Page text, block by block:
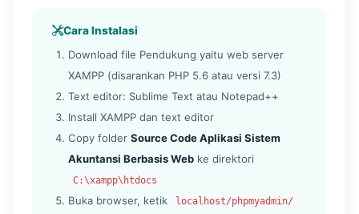
Cara Instalasi
Download file Pendukung yaitu web server
XAMPP (disarankan PHP 5.6 atau versi 7.3)
Text editor: Sublime Text atau Notepad++
Install XAMPP dan text editor
Copy folder Source Code Aplikasi Sistem
Akuntansi Berbasis Web ke direktori
C:\xampp\htdocs
Buka browser, ketik localhost/phpmyadmin/